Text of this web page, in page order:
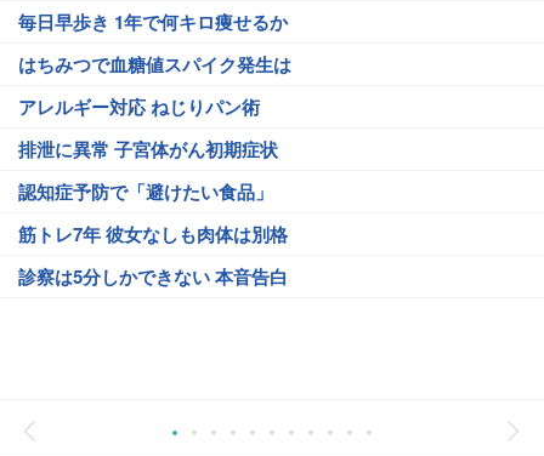
毎日早歩き 1年で何キロ痩せるか
はちみつで血糖値スパイク発生は
アレルギー対応 ねじりパン術
排泄に異常 子宮体がん初期症状
認知症予防で「避けたい食品」
筋トレ7年 彼女なしも肉体は別格
診察は5分しかできない 本音告白